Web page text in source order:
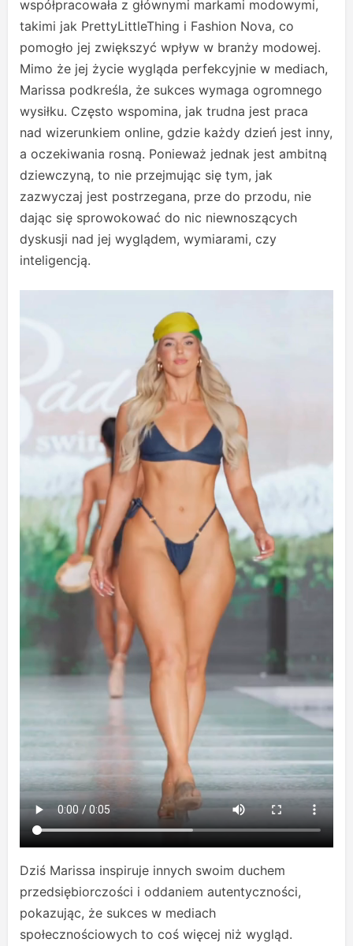
współpracowała z głównymi markami modowymi,
takimi jak PrettyLittleThing i Fashion Nova, co
pomogło jej zwiększyć wpływ w branży modowej.
Mimo że jej życie wygląda perfekcyjnie w mediach,
Marissa podkreśla, że sukces wymaga ogromnego
wysiłku. Często wspomina, jak trudna jest praca
nad wizerunkiem online, gdzie każdy dzień jest inny,
a oczekiwania rosną. Ponieważ jednak jest ambitną
dziewczyną, to nie przejmując się tym, jak
zazwyczaj jest postrzegana, prze do przodu, nie
dając się sprowokować do nic niewnoszących
dyskusji nad jej wyglądem, wymiarami, czy
inteligencją.
Dziś Marissa inspiruje innych swoim duchem
przedsiębiorczości i oddaniem autentyczności,
pokazując, że sukces w mediach
społecznościowych to coś więcej niż wygląd.